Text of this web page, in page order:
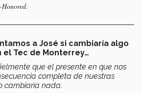
a José si cambiaría algo
el Tec de Monterrey…
que el presente en que nos
completa de nuestras
cambiaría nada.